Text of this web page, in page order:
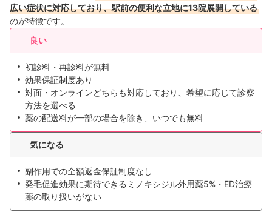
広い症状に対応しており、駅前の便利な立地に13院展開している
のが特徴です。
良い
初診料・再診料が無料
効果保証制度あり
対面・オンラインどちらも対応しており、希望に応じて診察
方法を選べる
薬の配送料が一部の場合を除き、いつでも無料
気になる
副作用での全額返金保証制度なし
発毛促進効果に期待できるミノキシジル外用薬5%・ED治療
薬の取り扱いがない